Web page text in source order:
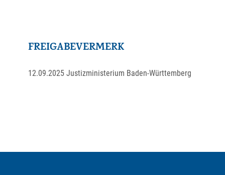
FREIGABEVERMERK
12.09.2025 Justizministerium Baden-Württemberg